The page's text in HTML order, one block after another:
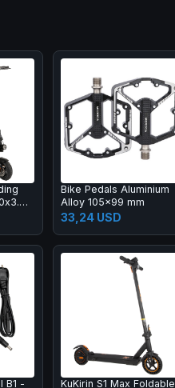
Light
Bike Pedals Aluminium
Alloy 105x99 mm
33,24 USD
B1 -
KuKirin S1 Max Foldable